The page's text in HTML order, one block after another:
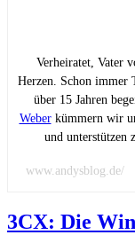
Verheiratet, Vater
Herzen. Schon immer
über 15 Jahren
Weberkümmern wir
und unterstützen
www.andysblog.de/
3CX: Die